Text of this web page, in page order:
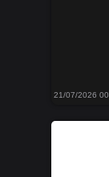
21/07/2026